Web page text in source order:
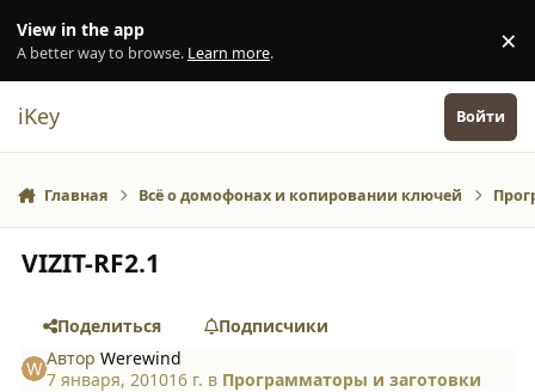
View in the app
A better way to browse. Learn more. ×
iKey Войти
Главная Всё о домофонах и копировании ключей
VIZIT-RF2.1
Поделиться
Подписчики
АвторWerewind
7 января, 201016 г. в Программаторы и заготовки